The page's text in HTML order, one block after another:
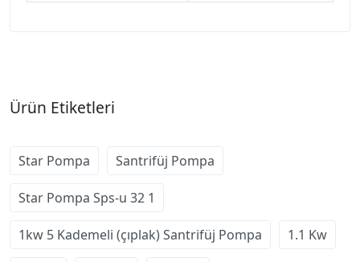
Ürün Etiketleri
Star Pompa Santrifüj Pompa
Star Pompa Sps-u 32 1
1kw 5 Kademeli (çıplak) Santrifüj Pompa 1.1 Kw